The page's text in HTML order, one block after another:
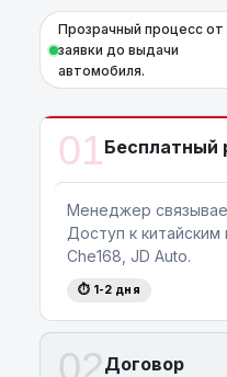
Прозрачный процесс от
заявки до выдачи
автомобиля.
01Бесплатный
Менеджер
Доступ к
Che168, JD Auto.
⏱ 1-2 дня
02Договор